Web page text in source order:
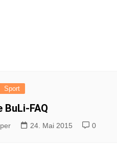
Sport
BuLi-FAQ
24. Mai 2015 0